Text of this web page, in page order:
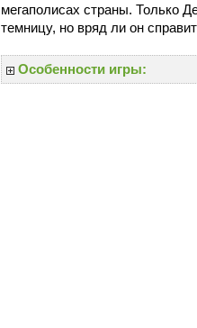
мегаполисах страны. Только
темницу, но вряд ли он
Особенности игры: